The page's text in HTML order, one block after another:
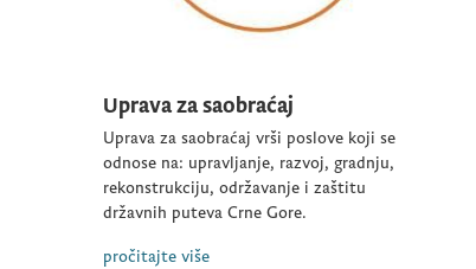
Uprava za saobraćaj
Uprava za saobraćaj vrši poslove koji se
odnose na: upravljanje, razvoj, gradnju,
rekonstrukciju, održavanje i zaštitu
državnih puteva Crne Gore.
pročitajte više